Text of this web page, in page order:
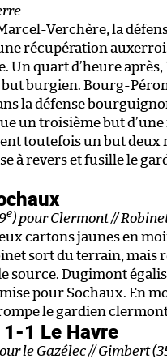
Verchère, la
récupération
Un quart d’heure après,
burgien. Bourg-
la défense
un troisième but d’une
toutefois un but deux
à revers et fusille le
e) pour Clermont //
cartons jaunes en
sort du terrain, mais
source. Dugimont
pour Sochaux. En
le gardien
1 Le Havre
le Gazélec // Gimbert